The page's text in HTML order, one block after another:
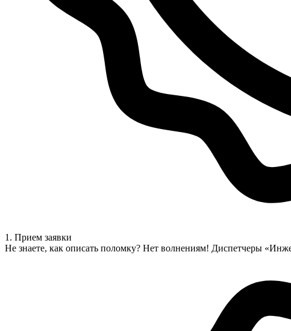
1. Прием заявки
Не знаете, как описать поломку? Нет волнениям! Диспетчеры